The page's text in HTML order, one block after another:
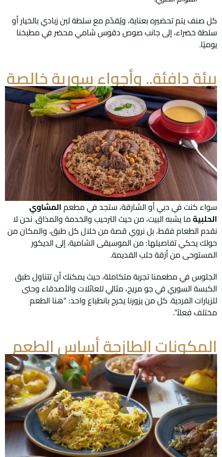
كل صنف يتم تحضيره بعناية، ويُقدّم مع سلطة لبن زبادي بالخيار أو
سلطة خضراء، إلى جانب صوص دقوس شامي محضر في مطبخنا
يوميًا.
بيئة دافئة.. وأجواء سورية خالصة
سواء كنت في دبي أو الشارقة، ستجد في مطعمالمشاوي
الحلبيةما يشبه البيت، من حيث الترحيب والخدمة والمذاق. نحن لا
نقدم الطعام فقط، بل نروي قصة من خلال كل طبق، والمكان من
حولك يحكي تفاصيلها: من الموسيقى الشامية، إلى الديكور
المستوحى من أزقة حلب القديمة.
الجلوس في مطعمنا تجربة متكاملة، حيث يمكنك أن تتناول طبق
الكبسة السوري في جو مريح، مثالي للعائلات والأصدقاء وحتى
للزيارات الفردية. كل من يزورنا يخرج بانطباع واحد: “هنا الطعم
مختلف فعلاً”.
المكونات الطازجة أساس الطعم